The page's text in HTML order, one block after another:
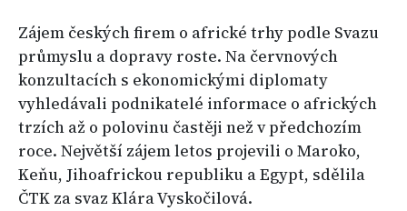
Zájem českých firem o africké trhy podle Svazu
průmyslu a dopravy roste. Na červnových
konzultacích s ekonomickými diplomaty
vyhledávali podnikatelé informace o afrických
trzích až o polovinu častěji než v předchozím
roce. Největší zájem letos projevili o Maroko,
Keňu, Jihoafrickou republiku a Egypt, sdělila
ČTK za svaz Klára Vyskočilová.